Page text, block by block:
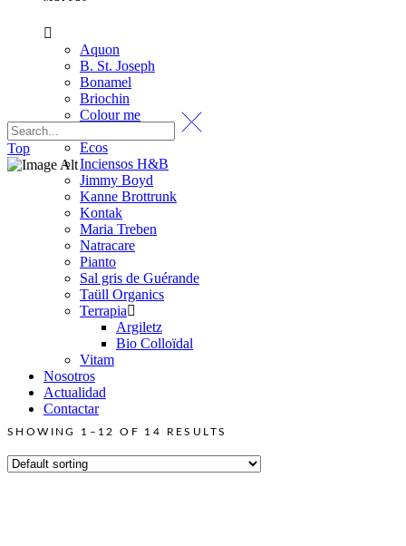
Aquon
B. St. Joseph
Bonamel
Briochin
Colour me
Ecos
Inciensos H&B
Jimmy Boyd
Kanne Brottrunk
Kontak
Maria Treben
Natracare
Pianto
Sal gris de Guérande
Taüll Organics
Terrapia
Argiletz
Bio Colloïdal
Vitam
Nosotros
Actualidad
Contactar
Top
SHOWING 1–12 OF 14 RESULTS